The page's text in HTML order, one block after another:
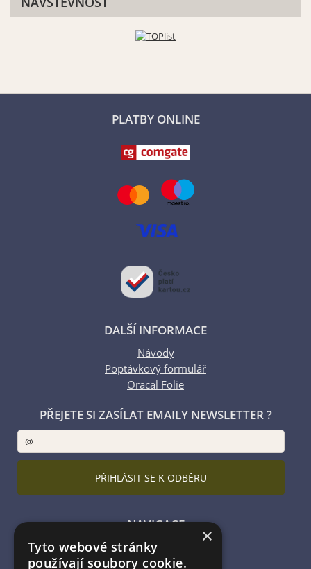
PLATBY ONLINE
DALŠÍ INFORMACE
Návody
Poptávkový formulář
Oracal Folie
PŘEJETE SI ZASÍLAT EMAILY NEWSLETTER ?
NAVIGACE
Úvodní strana
Katalog zboží
×
Tyto webové stránky
používají soubory cookie.